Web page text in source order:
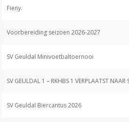
Fieny.
Voorbereiding seizoen 2026-2027
SV Geuldal Minivoetbaltoernooi
SV GEULDAL 1 – RKHBS 1 VERPLAATST NAAR
SV Geuldal Biercantus 2026